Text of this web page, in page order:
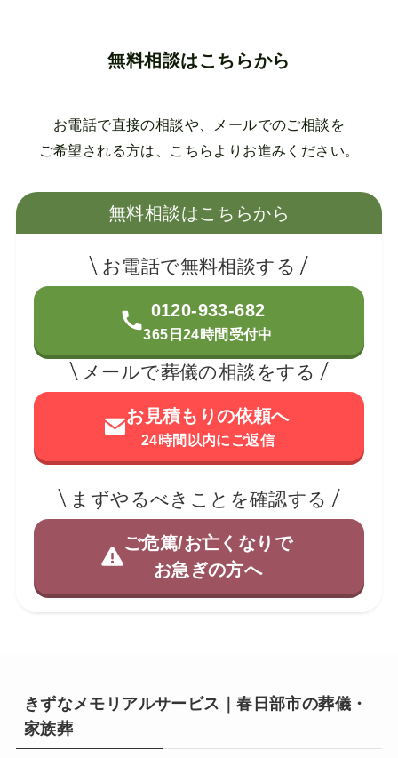
無料相談はこちらから
お電話で直接の相談や、メールでのご相談を
ご希望される方は、こちらよりお進みください。
無料相談はこちらから
お電話で無料相談する
0120-933-682
365日24時間受付中
メールで葬儀の相談をする
お見積もりの依頼へ
24時間以内にご返信
まずやるべきことを確認する
ご危篤/お亡くなりで
お急ぎの方へ
きずなメモリアルサービス｜春日部市の葬儀・
家族葬